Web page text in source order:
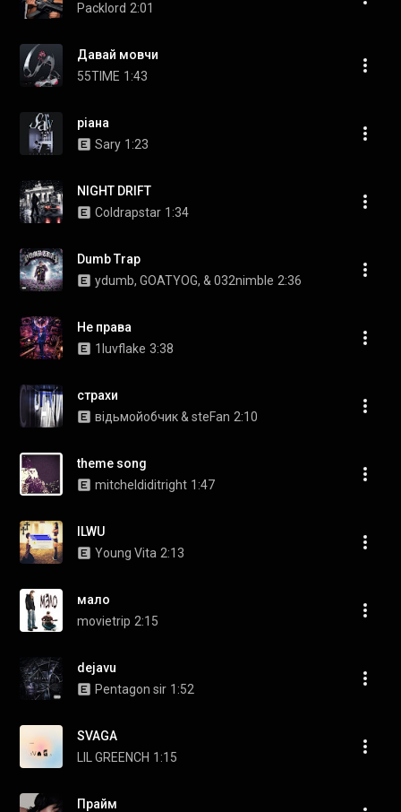
Packlord 2:01
Давай мовчи
55TIME 1:43
ріана
Sary 1:23
NIGHT DRIFT
Coldrapstar 1:34
Dumb Trap
ydumb, GOATYOG, & 032nimble 2:36
Не права
1luvflake 3:38
страхи
відьмойобчик & steFan 2:10
theme song
mitcheldiditright 1:47
ILWU
Young Vita 2:13
мало
movietrip 2:15
dejavu
Pentagon sir 1:52
SVAGA
LIL GREENCH 1:15
Прайм